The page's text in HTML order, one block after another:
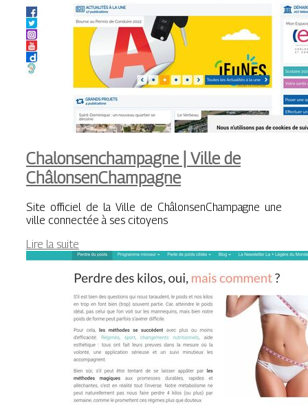
Cha­lon­senchampag­ne | Ville de
ChâlonsenChampagne
Site officiel de la Ville de ChâlonsenChampagne une
ville connectée à ses citoyens
Lire la suite